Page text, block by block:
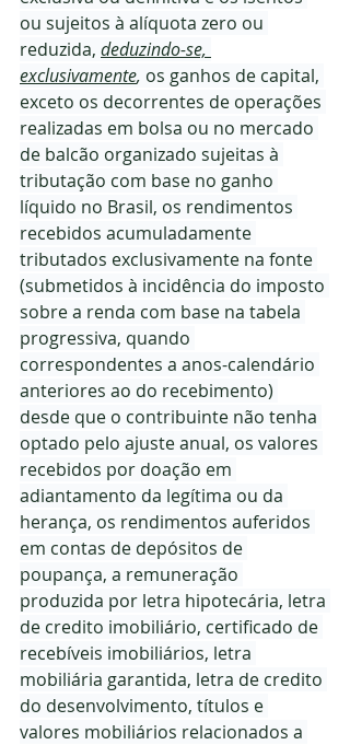
ou sujeitos à alíquota zero ou
reduzida, deduzindo-se,
exclusivamente, os ganhos de capital,
exceto os decorrentes de operações
realizadas em bolsa ou no mercado
de balcão organizado sujeitas à
tributação com base no ganho
líquido no Brasil, os rendimentos
recebidos acumuladamente
tributados exclusivamente na fonte
(submetidos à incidência do imposto
sobre a renda com base na tabela
progressiva, quando
correspondentes a anos-calendário
anteriores ao do recebimento)
desde que o contribuinte não tenha
optado pelo ajuste anual, os valores
recebidos por doação em
adiantamento da legítima ou da
herança, os rendimentos auferidos
em contas de depósitos de
poupança, a remuneração
produzida por letra hipotecária, letra
de credito imobiliário, certificado de
recebíveis imobiliários, letra
mobiliária garantida, letra de credito
do desenvolvimento, títulos e
valores mobiliários relacionados a